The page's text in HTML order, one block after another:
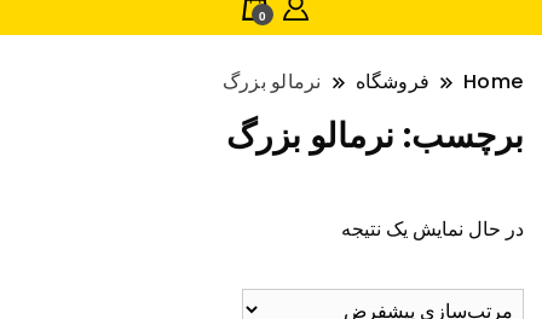
0
Home فروشگاه نرمالو بزرگ
برچسب: نرمالو بزرگ
در حال نمایش یک نتیجه